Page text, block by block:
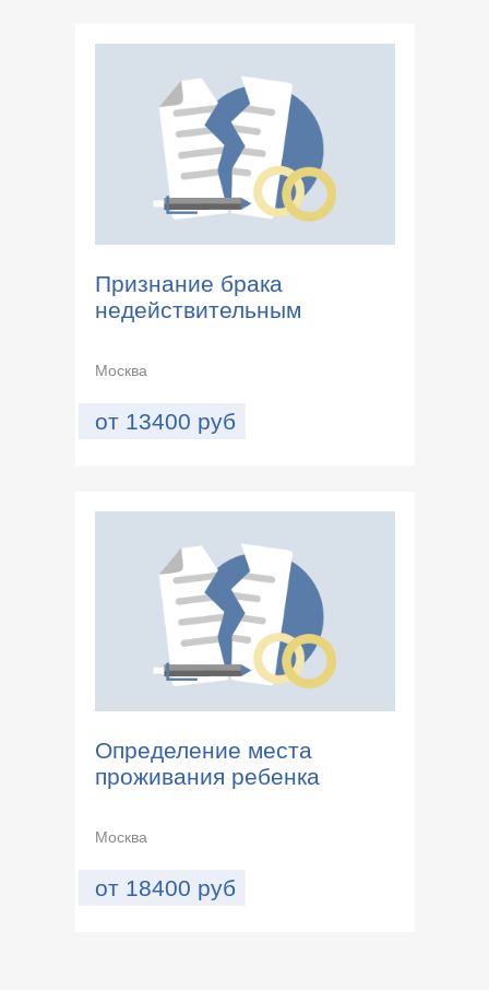
Признание брака
недействительным
Москва
от 13400 руб
Определение места
проживания ребенка
Москва
от 18400 руб